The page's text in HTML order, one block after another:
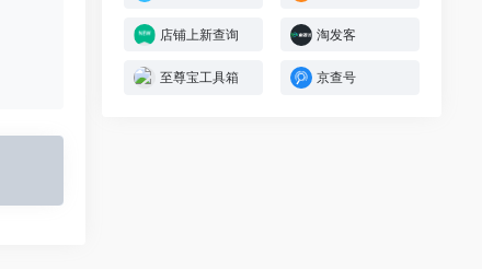
店铺上新查询 淘发客
至尊宝工具箱 京查号